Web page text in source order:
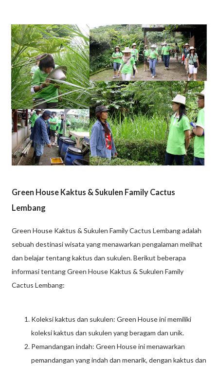
Green House Kaktus & Sukulen Family Cactus
Lembang
Green House Kaktus & Sukulen Family Cactus Lembang adalah
sebuah destinasi wisata yang menawarkan pengalaman melihat
dan belajar tentang kaktus dan sukulen. Berikut beberapa
informasi tentang Green House Kaktus & Sukulen Family
Cactus Lembang:
Koleksi kaktus dan sukulen: Green House ini memiliki
koleksi kaktus dan sukulen yang beragam dan unik.
Pemandangan indah: Green House ini menawarkan
pemandangan yang indah dan menarik, dengan kaktus dan